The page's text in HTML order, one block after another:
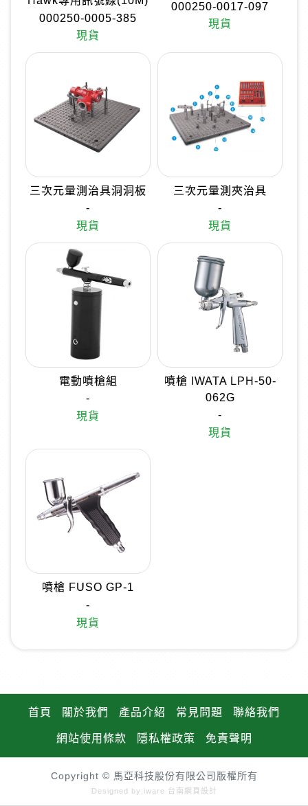
000250-0005-385
現貨
000250-0017-097
現貨
三次元量測治具洞洞板
-
現貨
三次元量測夾治具
-
現貨
電動噴槍組
-
現貨
噴槍 IWATA LPH-50-
062G
-
現貨
噴槍 FUSO GP-1
-
現貨
首頁 關於我們 產品介紹 常見問題 聯絡我們
網站使用條款 隱私權政策 免責聲明
Copyright © 馬亞科技股份有限公司版權所有
Designed by:iware 台南網頁設計